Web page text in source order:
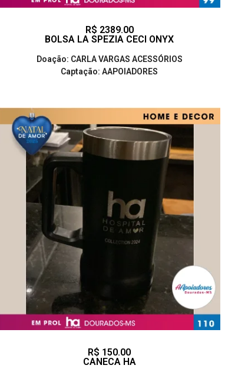
R$ 2389.00
BOLSA LA SPEZIA CECI ONYX
Doação: CARLA VARGAS ACESSÓRIOS
Captação: AAPOIADORES
R$ 150.00
CANECA HA